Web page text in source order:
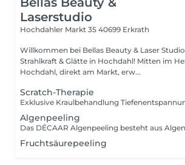
Laserstudio
Hochdahler Markt 35 40699 Erkrath
Willkommen bei Bellas Beauty & Laser Studio Deine Adresse für
Strahlkraft & Glätte in Hochdahl! Mitten im Herzen von
Hochdahl, direkt am Markt, erw...
Scratch-Therapie
Algenpeeling
Fruchtsäurepeeling